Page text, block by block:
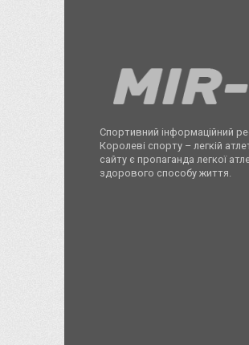
Спортивний інформаційний
Королеві спорту – легкій
сайту є пропаганда легкої
здорового способу життя.